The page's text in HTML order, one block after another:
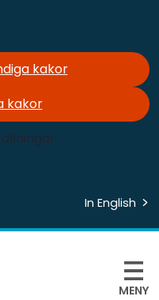
kakor
kakor
In English
MENY